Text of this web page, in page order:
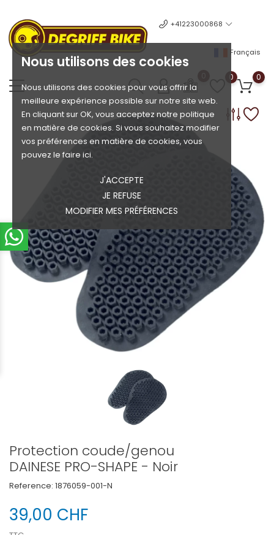
Nous utilisons des cookies
Nous utilisons des cookies pour vous offrir la
meilleure expérience possible sur notre site web.
En cliquant sur OK, vous acceptez notre politique
en matière de cookies. Si vous souhaitez modifier
vos préférences en matière de cookies, vous
pouvez le faire ici.
J'ACCEPTE
JE REFUSE
MODIFIER MES PRÉFÉRENCES
+41223000868
Français
0 0
Protection coude/genou
DAINESE PRO-SHAPE - Noir
Reference: 1876059-001-N
39,00 CHF